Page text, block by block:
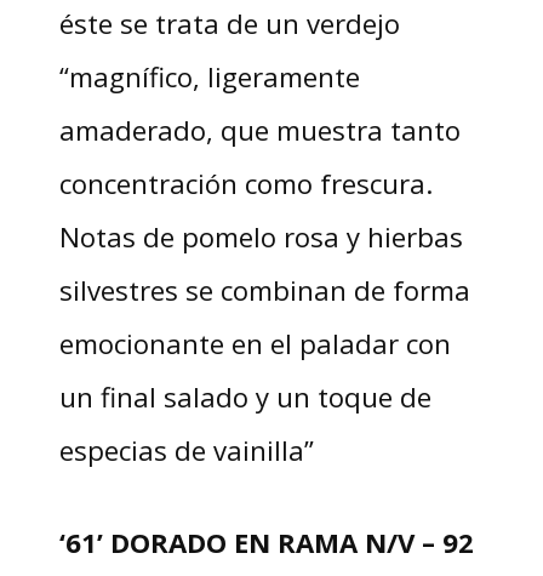
éste se trata de un verdejo
“magnífico, ligeramente
amaderado, que muestra tanto
concentración como frescura.
Notas de pomelo rosa y hierbas
silvestres se combinan de forma
emocionante en el paladar con
un final salado y un toque de
especias de vainilla”
‘61’ DORADO EN RAMA N/V – 92